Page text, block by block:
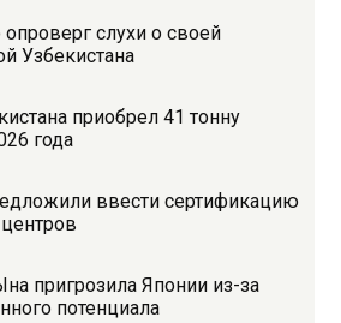
слухи о своей
Узбекистана
приобрел 41 тонну
года
ввести сертификацию
пригрозила Японии из-за
потенциала